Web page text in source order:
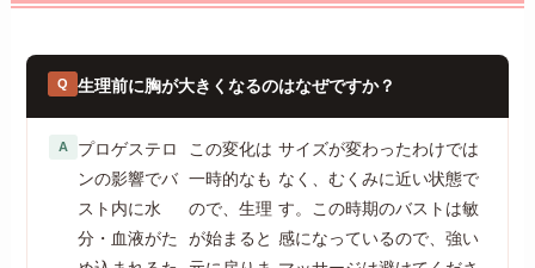
Q 生理前に胸が大きくなるのはなぜですか？
A
プロゲステロ
ンの影響でバ
スト内に水
分・血液がた
この変化は
一時的なも
ので、生理
が始まると
サイズが変わったわけでは
なく、むくみに近い状態で
す。この時期のバストは敏
感になっているので、強い